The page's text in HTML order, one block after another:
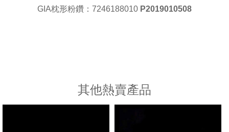
GIA枕形粉鑽：7246188010 P2019010508
其他熱賣產品